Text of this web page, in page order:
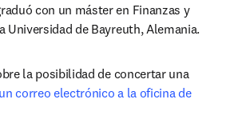
con un máster en Finanzas y
Universidad de Bayreuth, Alemania.
la posibilidad de concertar una
correo electrónico a la oficina de
new tab/window